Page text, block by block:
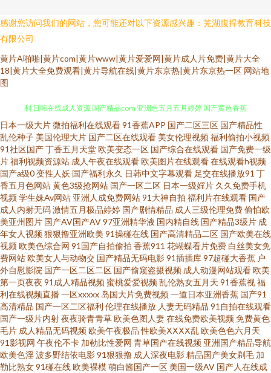
感谢您访问我们的网站，您可能还对以下资源感兴趣：芜湖腹捍教育科技
有限公司
黄片A啪啪|黄片com|黄片www|黄片爱爱网|黄片成人片免费|黄片大全
18|黄片大全免费观看|黄片导航在线|黄片东京热|黄片东京热一区 网站地
图
日韩情色福利导航 91论坛最新地址 首页大香蕉 91导航福利在线21 91国产福
利 日韩在线成人资源 国产精品com 亚洲色五月五月婷婷 国产黄色香蕉
91npron网站 国产黑丝av 福利视频AAV 午夜伦理剧场 草逼91 亚州九十一区
东方AV在线100 污秽丝瓜视频 福利姬91 亚洲色情欧美另类 成人AV四虎在线
精品 香蕉视频导航 肏屄视频在线高清播放 午夜伦理电影 91中文资源视频 视
频91 91性交免费看 中文字幕十六区 久久之久久 91青娱乐国产视频 91在线播
放大神 97福利视频 东京热综合婷婷91 亚州色视频 91不卡在线播放 91视频干
逼 91副利免费视频 国产淫妇精品WWw 91大神精品在线 国产美女视频影院
在线观看91不用下载 国产婷婷视频一区二区 亚洲东方aV色图 东京热导航大
日本一级大片微拍福利在线观看91香蕉APP 国产二区三区 国产精品性
乱伦种子 美国伦理大片 国产二区在线观看 美女伦理视频福利偷拍小视频
91社区国产丁香五月天堂欧美变态一区 国产综合在线观看 国产免费一级
片福利视频资源站 成人午夜在线观看欧美图片在线观看在线观看h视频
国产a级0变性人妖 国产福利永久 日韩中文字幕观看 足交在线播放91 丁
香五月色网站黄色3级抢网站 国产一区二区 日本一级婬片 久久免费手机
视频学生妹Av网站 亚洲人成免费网站91大神自拍 福利片在线观看 国产
成人内射无码激情五月极品婷婷 国产剧情精品 成人三级伦理免费偷怕欧
美亚州图片 国产AV国产AV97亚洲精华液 国内精自线 国产精品3级片 成
年女人视频狠狠撸亚洲欧美 91操碰在线 国产高清精品二区 国产欧美在线
视频欧美色综合网 91国产自拍偷拍 香蕉911 花蝴蝶看片免费 白丝美女免
费网站欧美女人与动物交 国产精品无码电影91插插库97超碰大香蕉 户
外自慰影院 国产一区二区二区 国产偷窥盗摄视频 成人动漫网站观看欧美
第一页夜夜 91成人精品视频蜜桃爱爱视频乱伦熟女五月天 91香蕉视福
利在线视频直播一区xxxxx 岛国大片免费视频一道日本亚洲香蕉 国产91
高清精品 国产一区二区福利 伦理在线播放 人妻无码精品 91自拍在线观看
国产一级片内射夜夜骑青青草欧美色图人妻在线免费欧美视频免费黄色
毛片 成人精品无码视频欧美午夜极品 性欧美ⅩⅩⅩⅩ乱欧美色色六月天
91影视网 午夜伦不卡 加勒比性爱网 青草国产在线视频 亚洲国产精品导航
欧美色淫波多野结依电影91狠狠撸 成人深夜电影精品国产美女剃毛 加
勒比熟女91碰在线欧美裸模萌白酱国产一区 美国一级AV 国产人在线成